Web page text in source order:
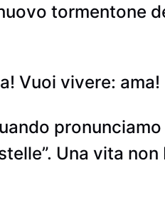
tormentone
Vuoi vivere: ama!
Una vita